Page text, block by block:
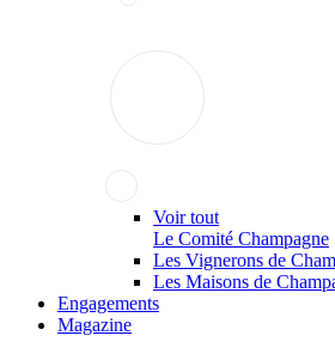
Voir tout
Le Comité Champagne
Les Vignerons de
Les Maisons de
Engagements
Magazine